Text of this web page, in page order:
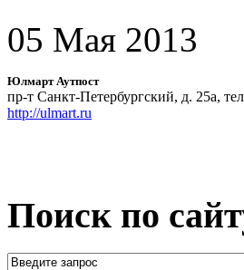
05 Мая 2013
Юлмарт Аутпост
пр-т Санкт-Петербургский, д. 25а,
http://ulmart.ru
Поиск по